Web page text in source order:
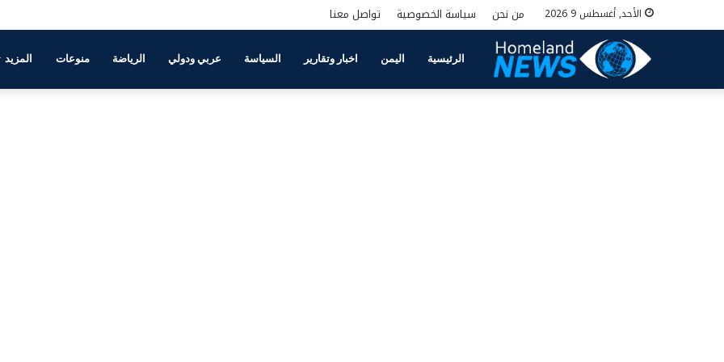
الأحد, أغسطس 9 2026 من نحن سياسة الخصوصية تواصل معنا
الرئيسية اليمن اخبار وتقارير السياسة عربي ودولي الرياضة منوعات المزيد